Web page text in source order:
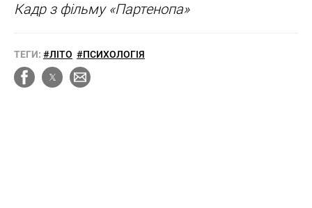
Кадр з фільму «Партенопа»
ТЕГИ: #ЛІТО #ПСИХОЛОГІЯ